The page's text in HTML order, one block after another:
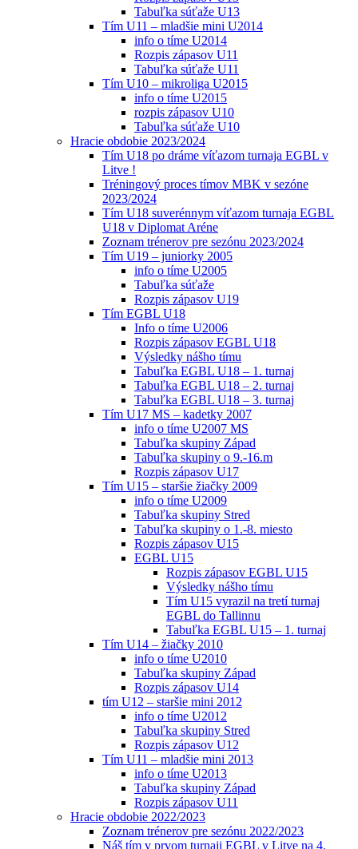
Tabuľka súťaže U13
Tím U11 – mladšie mini U2014
info o tíme U2014
Rozpis zápasov U11
Tabuľka súťaže U11
Tím U10 – mikroliga U2015
info o tíme U2015
rozpis zápasov U10
Tabuľka súťaže U10
Hracie obdobie 2023/2024
Tím U18 po dráme víťazom turnaja EGBL v
Litve !
Tréningový proces tímov MBK v sezóne
2023/2024
Tím U18 suverénnym víťazom turnaja EGBL
U18 v Diplomat Aréne
Zoznam trénerov pre sezónu 2023/2024
Tím U19 – juniorky 2005
info o tíme U2005
Tabuľka súťaže
Rozpis zápasov U19
Tím EGBL U18
Info o tíme U2006
Rozpis zápasov EGBL U18
Výsledky nášho tímu
Tabuľka EGBL U18 – 1. turnaj
Tabuľka EGBL U18 – 2. turnaj
Tabuľka EGBL U18 – 3. turnaj
Tím U17 MS – kadetky 2007
info o tíme U2007 MS
Tabuľka skupiny Západ
Tabuľka skupiny o 9.-16.m
Rozpis zápasov U17
Tím U15 – staršie žiačky 2009
info o tíme U2009
Tabuľka skupiny Stred
Tabuľka skupiny o 1.-8. miesto
Rozpis zápasov U15
EGBL U15
Rozpis zápasov EGBL U15
Výsledky nášho tímu
Tím U15 vyrazil na tretí turnaj
EGBL do Tallinnu
Tabuľka EGBL U15 – 1. turnaj
Tím U14 – žiačky 2010
info o tíme U2010
Tabuľka skupiny Západ
Rozpis zápasov U14
tím U12 – staršie mini 2012
info o tíme U2012
Tabuľka skupiny Stred
Rozpis zápasov U12
Tím U11 – mladšie mini 2013
info o tíme U2013
Tabuľka skupiny Západ
Rozpis zápasov U11
Hracie obdobie 2022/2023
Zoznam trénerov pre sezónu 2022/2023
Náš tím v prvom turnaji EGBL v Litve na 4.